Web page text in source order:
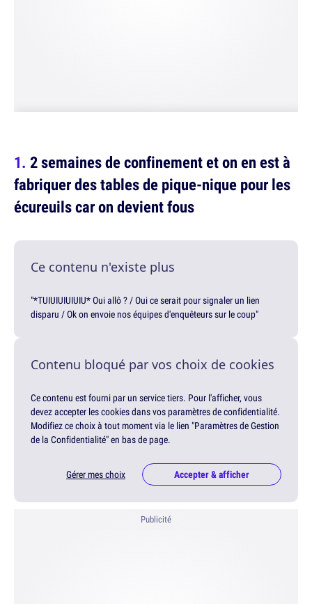
2 semaines de confinement et on en est à
fabriquer des tables de pique-nique pour les
écureuils car on devient fous
Ce contenu n'existe plus
"*TUIUIUIUIUIU* Oui allô ? / Oui ce serait pour signaler un lien
disparu / Ok on envoie nos équipes d'enquêteurs sur le coup"
Contenu bloqué par vos choix de cookies
Ce contenu est fourni par un service tiers. Pour l'afficher, vous
devez accepter les cookies dans vos paramètres de confidentialité.
Modifiez ce choix à tout moment via le lien "Paramètres de Gestion
de la Confidentialité" en bas de page.
Gérer mes choix Accepter & afficher
Publicité